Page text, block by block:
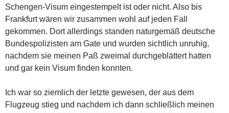
Schengen-Visum eingestempelt ist oder nicht. Also bis
Frankfurt wären wir zusammen wohl auf jeden Fall
gekommen. Dort allerdings standen naturgemäß deutsche
Bundespolizisten am Gate und wurden sichtlich unruhig,
nachdem sie meinen Paß zweimal durchgeblättert hatten
und gar kein Visum finden konnten.
Ich war so ziemlich der letzte gewesen, der aus dem
Flugzeug stieg und nachdem ich dann schließlich meinen